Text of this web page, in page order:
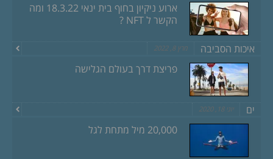
ארוע ניקיון בחוף בית ינאי 18.3.22 ומה
הקשר ל NFT ?
איכות הסביבה מרץ 8, 2022
פריצת דרך בעולם הגלישה
ים יוני 18, 2020
20,000 מיל מתחת לגל